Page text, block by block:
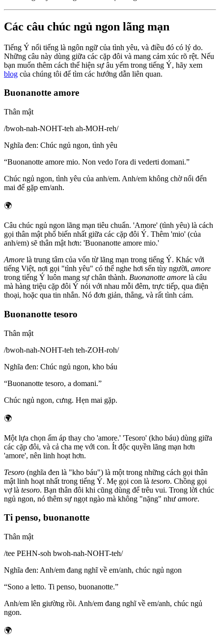
Các câu chúc ngủ ngon lãng mạn
Tiếng Ý nổi tiếng là ngôn ngữ của tình yêu, và điều đó có lý do.
Những câu này dùng giữa các cặp đôi và mang cảm xúc rõ rệt. Nếu
bạn muốn thêm cách thể hiện sự âu yếm trong tiếng Ý, hãy xem
blog của chúng tôi để tìm các hướng dẫn liên quan.
Buonanotte amore
Thân mật
/bwoh-nah-NOHT-teh ah-MOH-reh/
Nghĩa đen: Chúc ngủ ngon, tình yêu
“Buonanotte amore mio. Non vedo l'ora di vederti domani.”
Chúc ngủ ngon, tình yêu của anh/em. Anh/em không chờ nổi đến
mai để gặp em/anh.
🌍
Câu chúc ngủ ngon lãng mạn tiêu chuẩn. 'Amore' (tình yêu) là cách
gọi thân mật phổ biến nhất giữa các cặp đôi Ý. Thêm 'mio' (của
anh/em) sẽ thân mật hơn: 'Buonanotte amore mio.'
Amore là trung tâm của vốn từ lãng mạn trong tiếng Ý. Khác với
tiếng Việt, nơi gọi "tình yêu" có thể nghe hơi sến tùy người, amore
trong tiếng Ý luôn mang sự chân thành. Buonanotte amore là câu
mà hàng triệu cặp đôi Ý nói với nhau mỗi đêm, trực tiếp, qua điện
thoại, hoặc qua tin nhắn. Nó đơn giản, thẳng, và rất tình cảm.
Buonanotte tesoro
Thân mật
/bwoh-nah-NOHT-teh teh-ZOH-roh/
Nghĩa đen: Chúc ngủ ngon, kho báu
“Buonanotte tesoro, a domani.”
Chúc ngủ ngon, cưng. Hẹn mai gặp.
🌍
Một lựa chọn ấm áp thay cho 'amore.' 'Tesoro' (kho báu) dùng giữa
các cặp đôi, và cả cha mẹ với con. Ít độc quyền lãng mạn hơn
'amore', nên linh hoạt hơn.
Tesoro (nghĩa đen là "kho báu") là một trong những cách gọi thân
mật linh hoạt nhất trong tiếng Ý. Mẹ gọi con là tesoro. Chồng gọi
vợ là tesoro. Bạn thân đôi khi cũng dùng để trêu vui. Trong lời chúc
ngủ ngon, nó thêm sự ngọt ngào mà không "nặng" như amore.
Ti penso, buonanotte
Thân mật
/tee PEHN-soh bwoh-nah-NOHT-teh/
Nghĩa đen: Anh/em đang nghĩ về em/anh, chúc ngủ ngon
“Sono a letto. Ti penso, buonanotte.”
Anh/em lên giường rồi. Anh/em đang nghĩ về em/anh, chúc ngủ
ngon.
🌍